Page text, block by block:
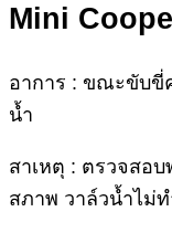
Mini
อาการ : ขณะขับขี่
น้ำ
สาเหตุ : ตรวจสอ
สภาพ วาล์วน้ำไม่